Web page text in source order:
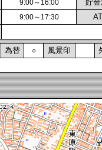
9:00～16:00 貯
9:00～17:30
為替 ○ 風景印